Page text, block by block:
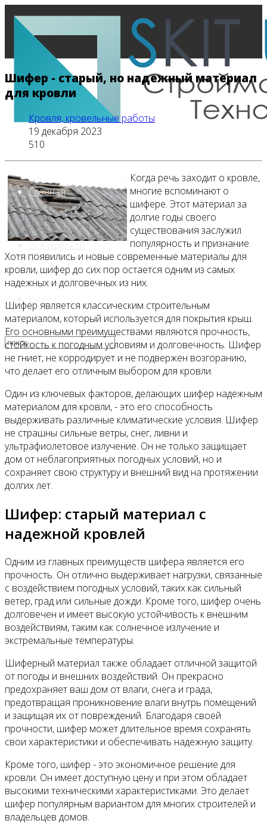
Главная
Все новости
Шифер - старый, но надежный материал
для кровли
Кровля, кровельные работы
19 декабря 2023
510
Когда речь заходит о кровле,
многие вспоминают о
шифере. Этот материал за
долгие годы своего
существования заслужил
популярность и признание.
Хотя появились и новые современные материалы для
кровли, шифер до сих пор остается одним из самых
надежных и долговечных из них.
Шифер является классическим строительным
материалом, который используется для покрытия крыш.
Его основными преимуществами являются прочность,
стойкость к погодным условиям и долговечность. Шифер
не гниет, не корродирует и не подвержен возгоранию,
что делает его отличным выбором для кровли.
Один из ключевых факторов, делающих шифер надежным
материалом для кровли, - это его способность
выдерживать различные климатические условия. Шифер
не страшны сильные ветры, снег, ливни и
ультрафиолетовое излучение. Он не только защищает
дом от неблагоприятных погодных условий, но и
сохраняет свою структуру и внешний вид на протяжении
долгих лет.
Шифер: старый материал с
надежной кровлей
Одним из главных преимуществ шифера является его
прочность. Он отлично выдерживает нагрузки, связанные
с воздействием погодных условий, таких как сильный
ветер, град или сильные дожди. Кроме того, шифер очень
долговечен и имеет высокую устойчивость к внешним
воздействиям, таким как солнечное излучение и
экстремальные температуры.
Шиферный материал также обладает отличной защитой
от погоды и внешних воздействий. Он прекрасно
предохраняет ваш дом от влаги, снега и града,
предотвращая проникновение влаги внутрь помещений
и защищая их от повреждений. Благодаря своей
прочности, шифер может длительное время сохранять
свои характеристики и обеспечивать надежную защиту.
Кроме того, шифер - это экономичное решение для
кровли. Он имеет доступную цену и при этом обладает
высокими техническими характеристиками. Это делает
шифер популярным вариантом для многих строителей и
владельцев домов.